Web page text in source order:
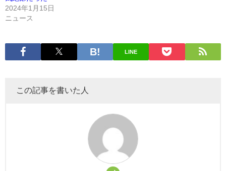
2024年1月15日
ニュース
LINE
この記事を書いた人